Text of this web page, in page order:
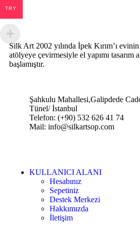
Silk Art 2002 yılında İpek Kırım’ı
atölyeye çevirmesiyle el yapımı tasarım
başlamıştır.
Şahkulu Mahallesi,Galipdede
Tünel/ İstanbul
Telefon: (+90) 532 626 41 74
Mail: info@silkartsop.com
KULLANICI ALANI
Hesabınız
Sepetiniz
Destek Merkezi
Hakkımızda
İletişim
TRY